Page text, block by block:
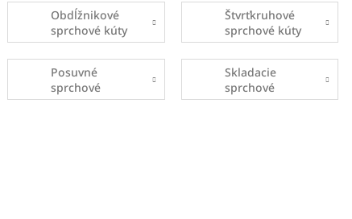
Obdĺžnikové
sprchové kúty
Štvrťkruhové
sprchové kúty
Posuvné
sprchové
dvere
Skladacie
sprchové
dvere